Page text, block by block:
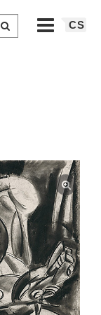
CS